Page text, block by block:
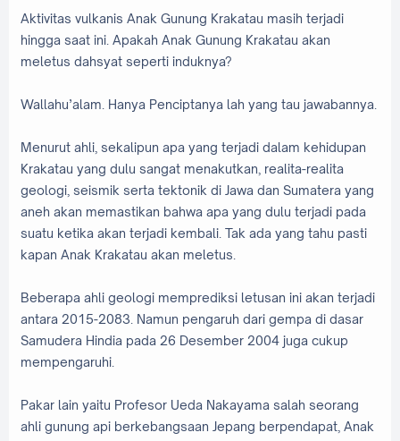
Aktivitas vulkanis Anak Gunung Krakatau masih terjadi
hingga saat ini. Apakah Anak Gunung Krakatau akan
meletus dahsyat seperti induknya?
Wallahu’alam. Hanya Penciptanya lah yang tau jawabannya.
Menurut ahli, sekalipun apa yang terjadi dalam kehidupan
Krakatau yang dulu sangat menakutkan, realita-realita
geologi, seismik serta tektonik di Jawa dan Sumatera yang
aneh akan memastikan bahwa apa yang dulu terjadi pada
suatu ketika akan terjadi kembali. Tak ada yang tahu pasti
kapan Anak Krakatau akan meletus.
Beberapa ahli geologi memprediksi letusan ini akan terjadi
antara 2015-2083. Namun pengaruh dari gempa di dasar
Samudera Hindia pada 26 Desember 2004 juga cukup
mempengaruhi.
Pakar lain yaitu Profesor Ueda Nakayama salah seorang
ahli gunung api berkebangsaan Jepang berpendapat, Anak